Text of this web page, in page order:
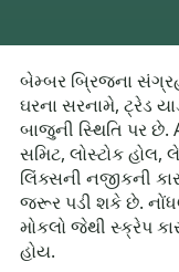
બેમ્બર બ્રિજના
ઘરના સરનામે, ટ્રેડ
બાજુની સ્થિતિ પર છે.
સમિટ, લોસ્ટોક
લિંક્સની નજીકની
જરૂર પડી શકે છે.
મોકલો જેથી સ્ક્રેપ
હોય.